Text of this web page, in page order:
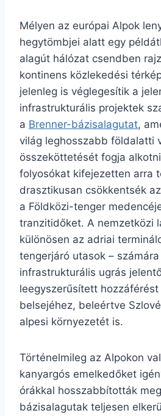
Mélyen az európai Alpok
hegytömbjei alatt egy
alagút hálózat csendben
kontinens közlekedési
jelenleg is véglegesítik a
infrastrukturális projektek
a Brenner-bázisalagutat,
világ leghosszabb földalatti
összeköttetését fogja
folyosókat kifejezetten arra
drasztikusan csökkentsék
a Földközi-tenger
tranzitidőket. A nemzetközi
különösen az adriai
tengerjáró utasok –
infrastrukturális ugrás
leegyszerűsített
belsejéhez, beleértve
alpesi környezetét is.
Történelmileg az Alpokon
kanyargós emelkedőket
órákkal hosszabbították
bázisalagutak teljesen